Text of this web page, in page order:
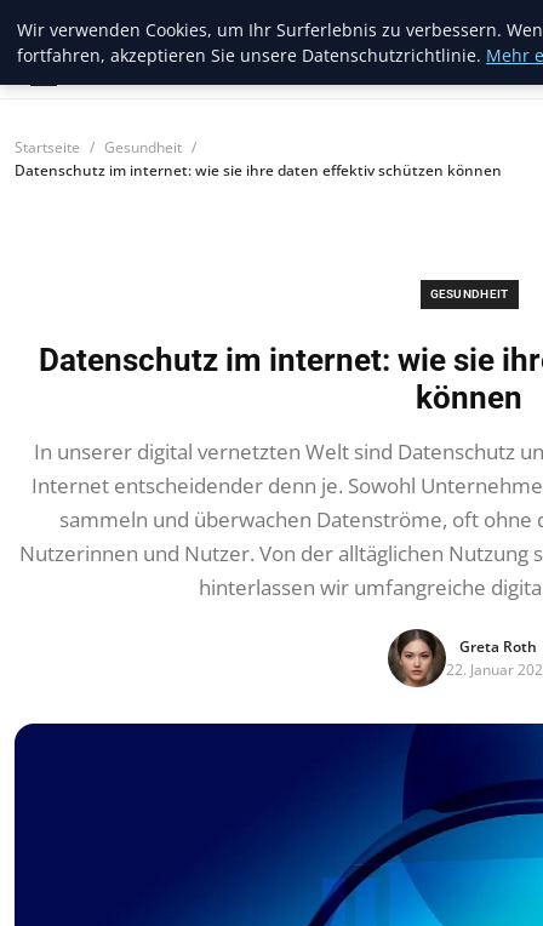
Blogread
Startseite
Gesundheit
Datenschutz im internet: wie sie ihre daten effektiv schützen können
GESUNDHEIT
Datenschutz im internet: wie sie
können
In unserer digital vernetzten Welt sind Datenschutz
Internet entscheidender denn je. Sowohl
sammeln und überwachen Datenströme, oft ohne
Nutzerinnen und Nutzer. Von der alltäglichen Nutzung
hinterlassen wir umfangreiche
Greta Roth
22. Januar
Wir verwenden Cookies, um Ihr Surferlebnis zu verbessern.
fortfahren, akzeptieren Sie unsere Datenschutzrichtlinie. Mehr